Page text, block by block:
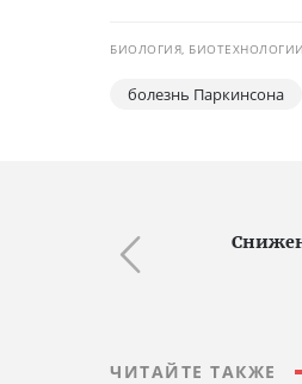
БИОЛОГИЯ, БИОТЕХНОЛОГИИ
болезнь Паркинсона
ЧИТАЙТЕ ТАКЖЕ